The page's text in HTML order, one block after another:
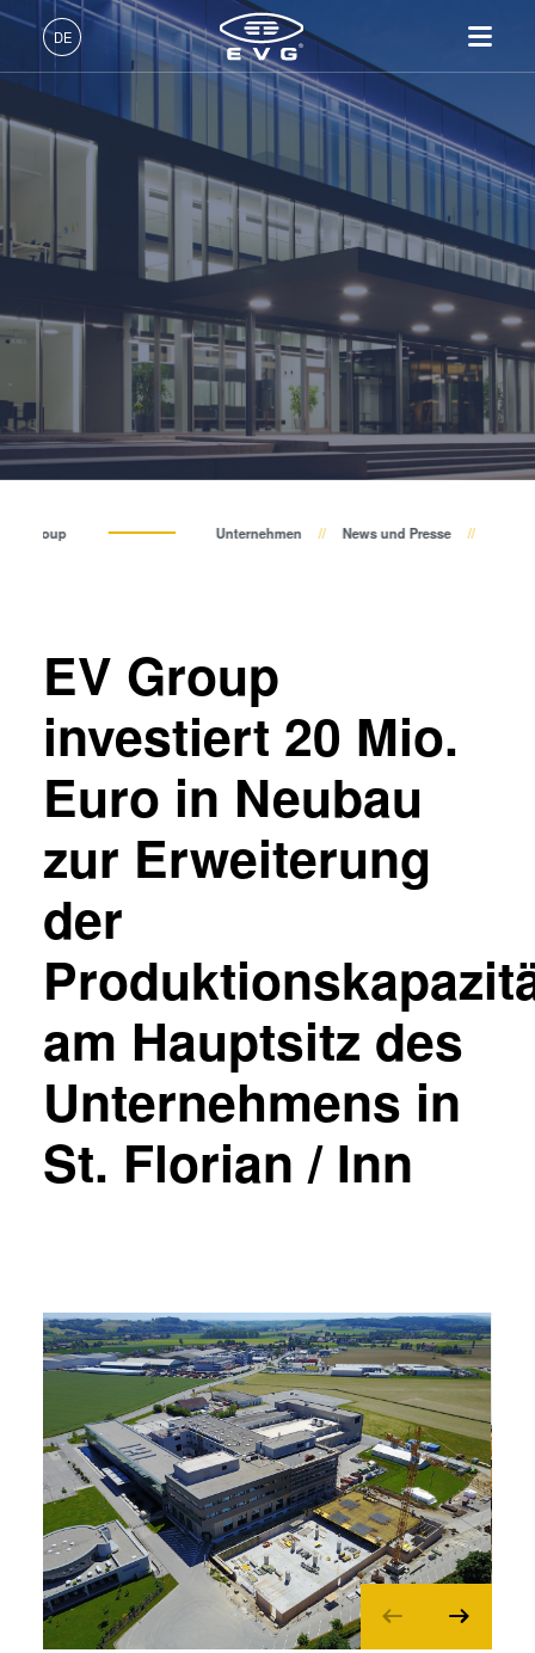
DE
Deutsch (DE)
日本語 (JA)
Produkte
Lithographie
Nanopräge-Lithographie
Metrologie
Dienstleistungen zur
Prozessentwicklung
Technologien
IR LayerRelease™
Technology
MLE™ - Maskless Exposure
Technologie
Nanopräge-Lithographie
(NIL) - SmartNIL®
Wafer-Level Optics
Optische Lithographie
Fotolackverarbeitung
Bonden
Hybrid- und Fusionsbonden
Die-to-Wafer Fusion and
Hybrid Bonding
ComBond® Technologie
Metrologie
Unternehmen
Über EVG
Globale Präsenz
News und Presse
Events
Lieferanten und Partner
R&D Projects
INSIDER-Jobs
Arbeitsbereiche
INSIDER-Benefits
INSIDER
Wie werde ich INSIDER?
Infos für Schulen, Schüler
und Studenten
EV Group Unternehmen News und Presse
EV Group
investiert 20 Mio.
Euro in Neubau
zur Erweiterung
der
am Hauptsitz des
Unternehmens in
St. Florian / Inn
Über EVG
Globale Präsenz
News und Presse
Events
Lieferanten und Partner
R&D Projects